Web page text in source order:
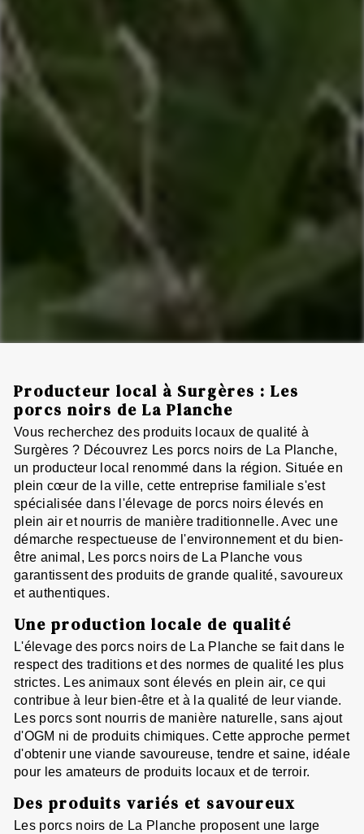
Producteur local à Surgères : Les
porcs noirs de La Planche
Vous recherchez des produits locaux de qualité à
Surgères ? Découvrez Les porcs noirs de La Planche,
un producteur local renommé dans la région. Située en
plein cœur de la ville, cette entreprise familiale s'est
spécialisée dans l'élevage de porcs noirs élevés en
plein air et nourris de manière traditionnelle. Avec une
démarche respectueuse de l'environnement et du bien-
être animal, Les porcs noirs de La Planche vous
garantissent des produits de grande qualité, savoureux
et authentiques.
Une production locale de qualité
L'élevage des porcs noirs de La Planche se fait dans le
respect des traditions et des normes de qualité les plus
strictes. Les animaux sont élevés en plein air, ce qui
contribue à leur bien-être et à la qualité de leur viande.
Les porcs sont nourris de manière naturelle, sans ajout
d'OGM ni de produits chimiques. Cette approche permet
d'obtenir une viande savoureuse, tendre et saine, idéale
pour les amateurs de produits locaux et de terroir.
Des produits variés et savoureux
Les porcs noirs de La Planche proposent une large